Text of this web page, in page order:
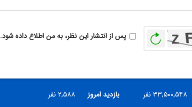
بازخوانیپس از انتشار این نظر، به من اطلاع داده شود.
۳۳,۵۰۰,۵۴۸ نفر بازدید امروز
۲,۵۸۸ نفر